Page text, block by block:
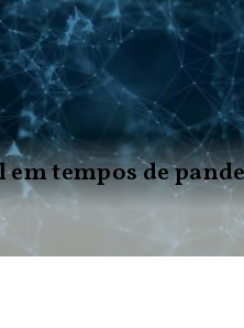
em tempos de